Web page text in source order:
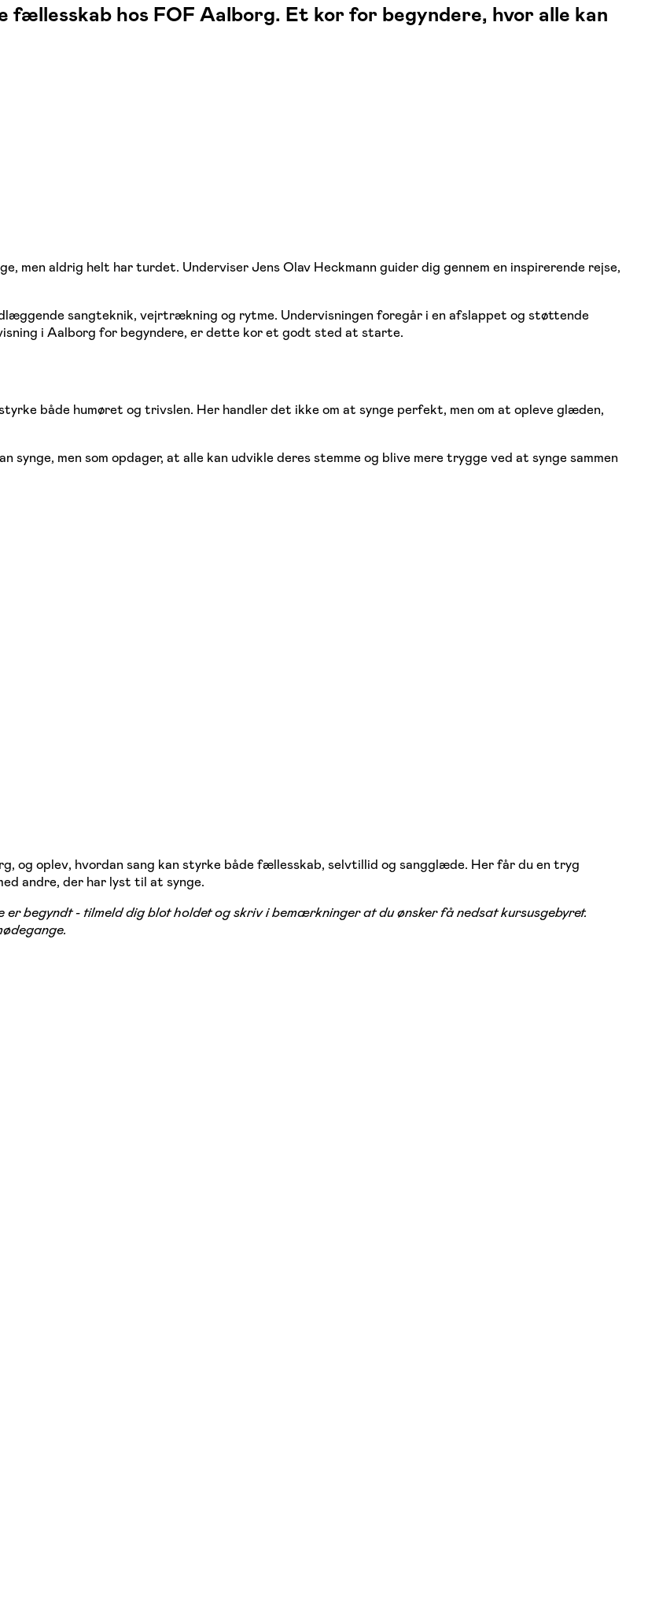
hos FOF Aalborg. Et kor for begyndere, hvor alle kan
men aldrig helt har turdet. Underviser Jens Olav Heckmann guider dig gennem en inspirerende rejse,
sangteknik, vejrtrækning og rytme. Undervisningen foregår i en afslappet og støttende
i Aalborg for begyndere, er dette kor et godt sted at starte.
både humøret og trivslen. Her handler det ikke om at synge perfekt, men om at opleve glæden,
men som opdager, at alle kan udvikle deres stemme og blive mere trygge ved at synge sammen
og oplev, hvordan sang kan styrke både fællesskab, selvtillid og sangglæde. Her får du en tryg
andre, der har lyst til at synge.
begyndt - tilmeld dig blot holdet og skriv i bemærkninger at du ønsker få nedsat kursusgebyret.